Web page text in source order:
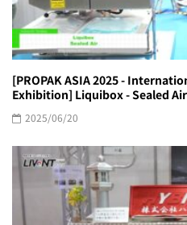
[PROPAK ASIA 2025 -
Exhibition] Liquibox - Sealed Air
2025/06/20